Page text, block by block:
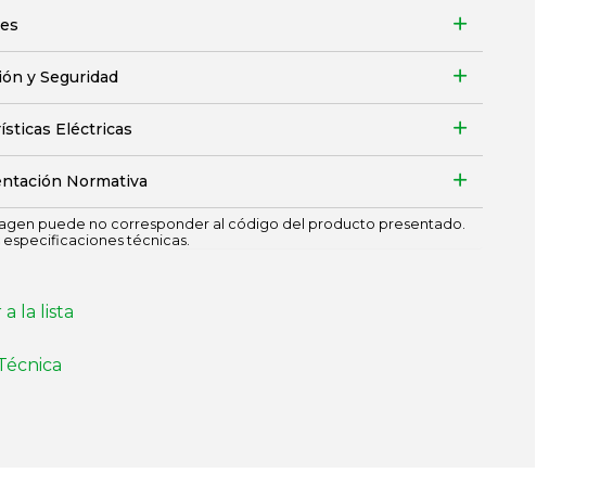
y Seguridad
Eléctricas
Normativa
puede no corresponder al código del producto presentado.
especificaciones técnicas.
a la lista